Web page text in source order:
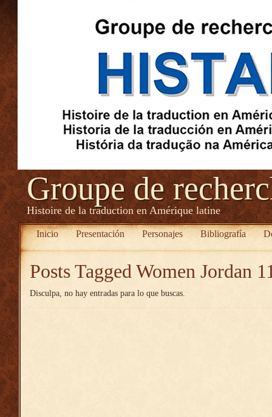
Groupe de
Histoire de la traduction en Amérique latine
Inicio Presentación Personajes Bibliografía
Posts Tagged Women Jordan
Disculpa, no hay entradas para lo que buscas.